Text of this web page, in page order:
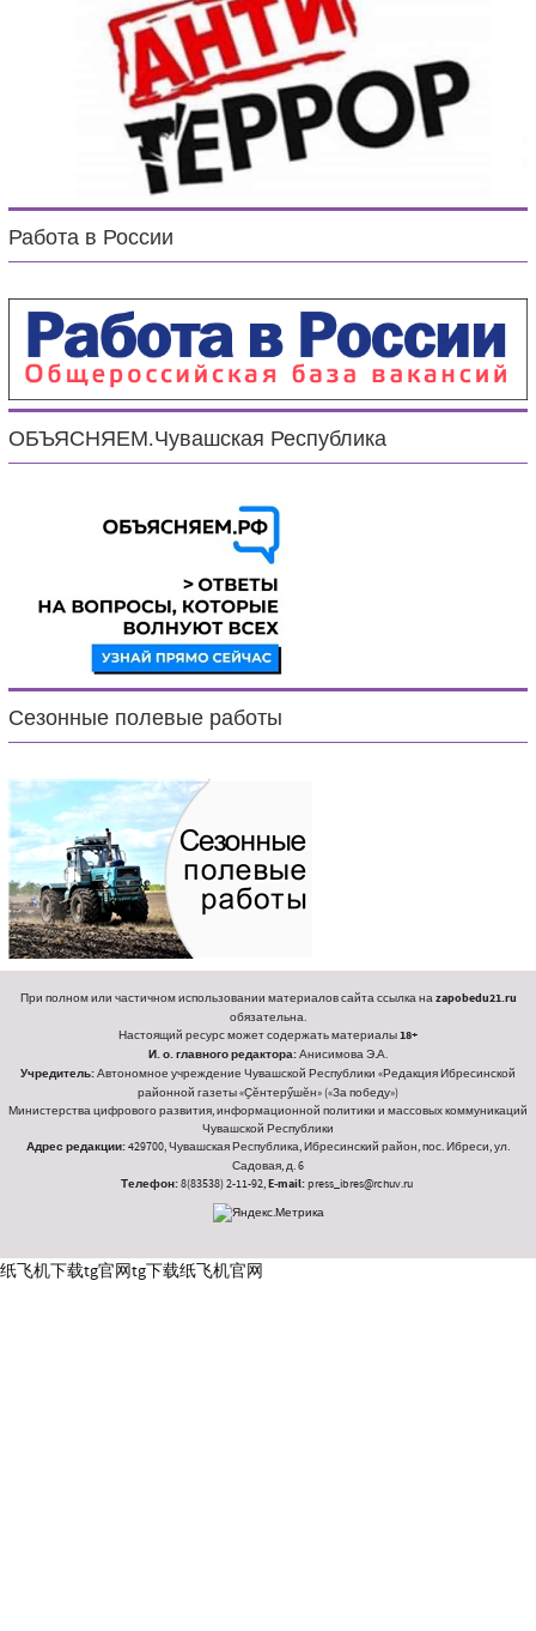
Работа в России
ОБЪЯСНЯЕМ.Чувашская Республика
Сезонные полевые работы
При полном или частичном использовании материалов сайта ссылка наzapobedu21.ru
обязательна.
Настоящий ресурс может содержать материалы18+
И. о. главного редактора:Анисимова Э.А.
Учредитель:Автономное учреждение Чувашской Республики «Редакция Ибресинской
районной газеты «Ҫӗнтерӳшӗн» («За победу»)
Министерства цифрового развития, информационной политики и массовых коммуникаций
Чувашской Республики
Адрес редакции:429700, Чувашская Республика, Ибресинский район, пос. Ибреси, ул.
Садовая, д. 6
Телефон:8(83538) 2-11-92,E-mail:press_ibres@rchuv.ru
纸飞机下载tg官网tg下载纸飞机官网